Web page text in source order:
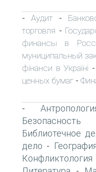
- Аудит -
торговля -
финансы в
муниципальный
фінанси в Україні -
ценных бумаг -
-
Безопасность
Библиотечное
дело -
Конфликтология